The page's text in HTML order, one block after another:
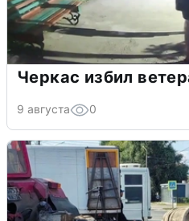
Черкас избил
9 августа 0